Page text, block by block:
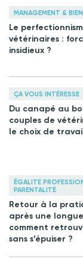
MANAGEMENT &
Le
vétérinaires :
insidieux ?
ÇA VOUS INTÉRESSE
Du canapé au
couples de
le choix de
ÉGALITE
PARENTALITÉ
Retour à la
après une
comment
sans s’épuiser ?